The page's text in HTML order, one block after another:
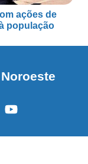
ações de
população